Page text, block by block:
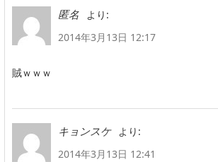
匿名
より:
2014年3月13日 12:17
賊ｗｗｗ
キョンスケ
より:
2014年3月13日 12:41